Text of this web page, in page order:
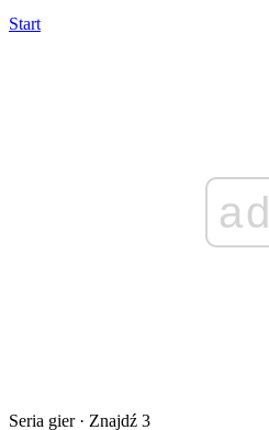
Start
ad
Seria gier · Znajdź 3